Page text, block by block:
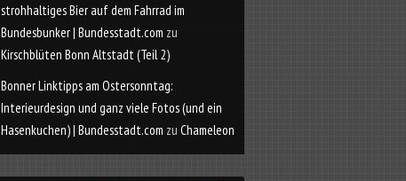
strohhaltiges Bier auf dem Fahrrad im
Bundesbunker | Bundesstadt.com zu
Kirschblüten Bonn Altstadt (Teil 2)
Bonner Linktipps am Ostersonntag:
Interieurdesign und ganz viele Fotos (und ein
Hasenkuchen) | Bundesstadt.com zu Chameleon